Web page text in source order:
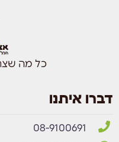
כל מה
דברו איתנו
08-9100691